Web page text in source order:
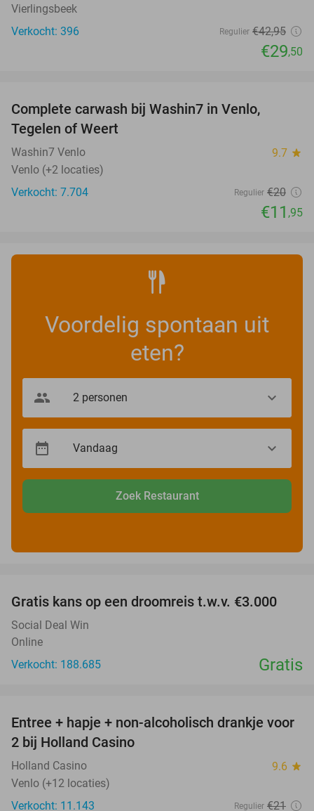
Vierlingsbeek
Verkocht: 396
Regulier €42,95
€29,50
Complete carwash bij Washin7 in Venlo,
Tegelen of Weert
Washin7 Venlo 9.7 star
Venlo (+2 locaties)
Verkocht: 7.704
Regulier €20
€11 ,95
Voordelig spontaan uit
eten?
Zoek Restaurant
Gratis kans op een droomreis t.w.v. €3.000
Social Deal Win
Online
Verkocht: 188.685
Gratis
52%
Entree + hapje + non-alcoholisch drankje voor
2 bij Holland Casino
Holland Casino 9.6 star
Venlo (+12 locaties)
Verkocht: 11.143
Regulier €21